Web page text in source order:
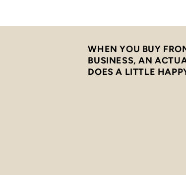
WHEN YOU BUY
BUSINESS, AN
DOES A LITTLE